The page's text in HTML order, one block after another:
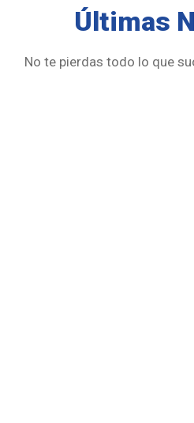
Últimas
No te pierdas todo lo que
MÁS DE 100 ADULTOS
VIVIR UNA NUEVA